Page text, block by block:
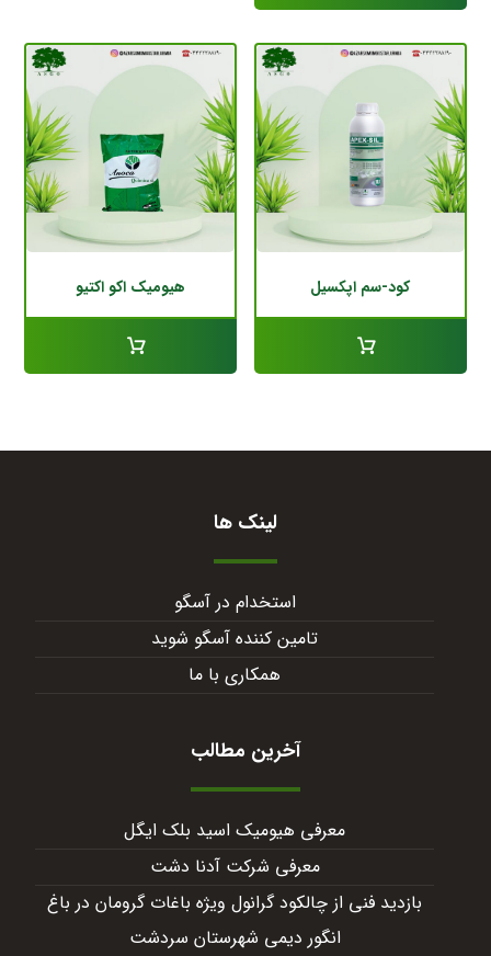
کود-سم اپکسیل هیومیک اکو اکتیو
لینک ها
استخدام در آسگو
تامین کننده آسگو شوید
همکاری با ما
آخرین مطالب
معرفی هیومیک اسید بلک ایگل
معرفی شرکت آدنا دشت
بازدید فنی از چالکود گرانول ویژه باغات گرومان در باغ
انگور دیمی شهرستان سردشت